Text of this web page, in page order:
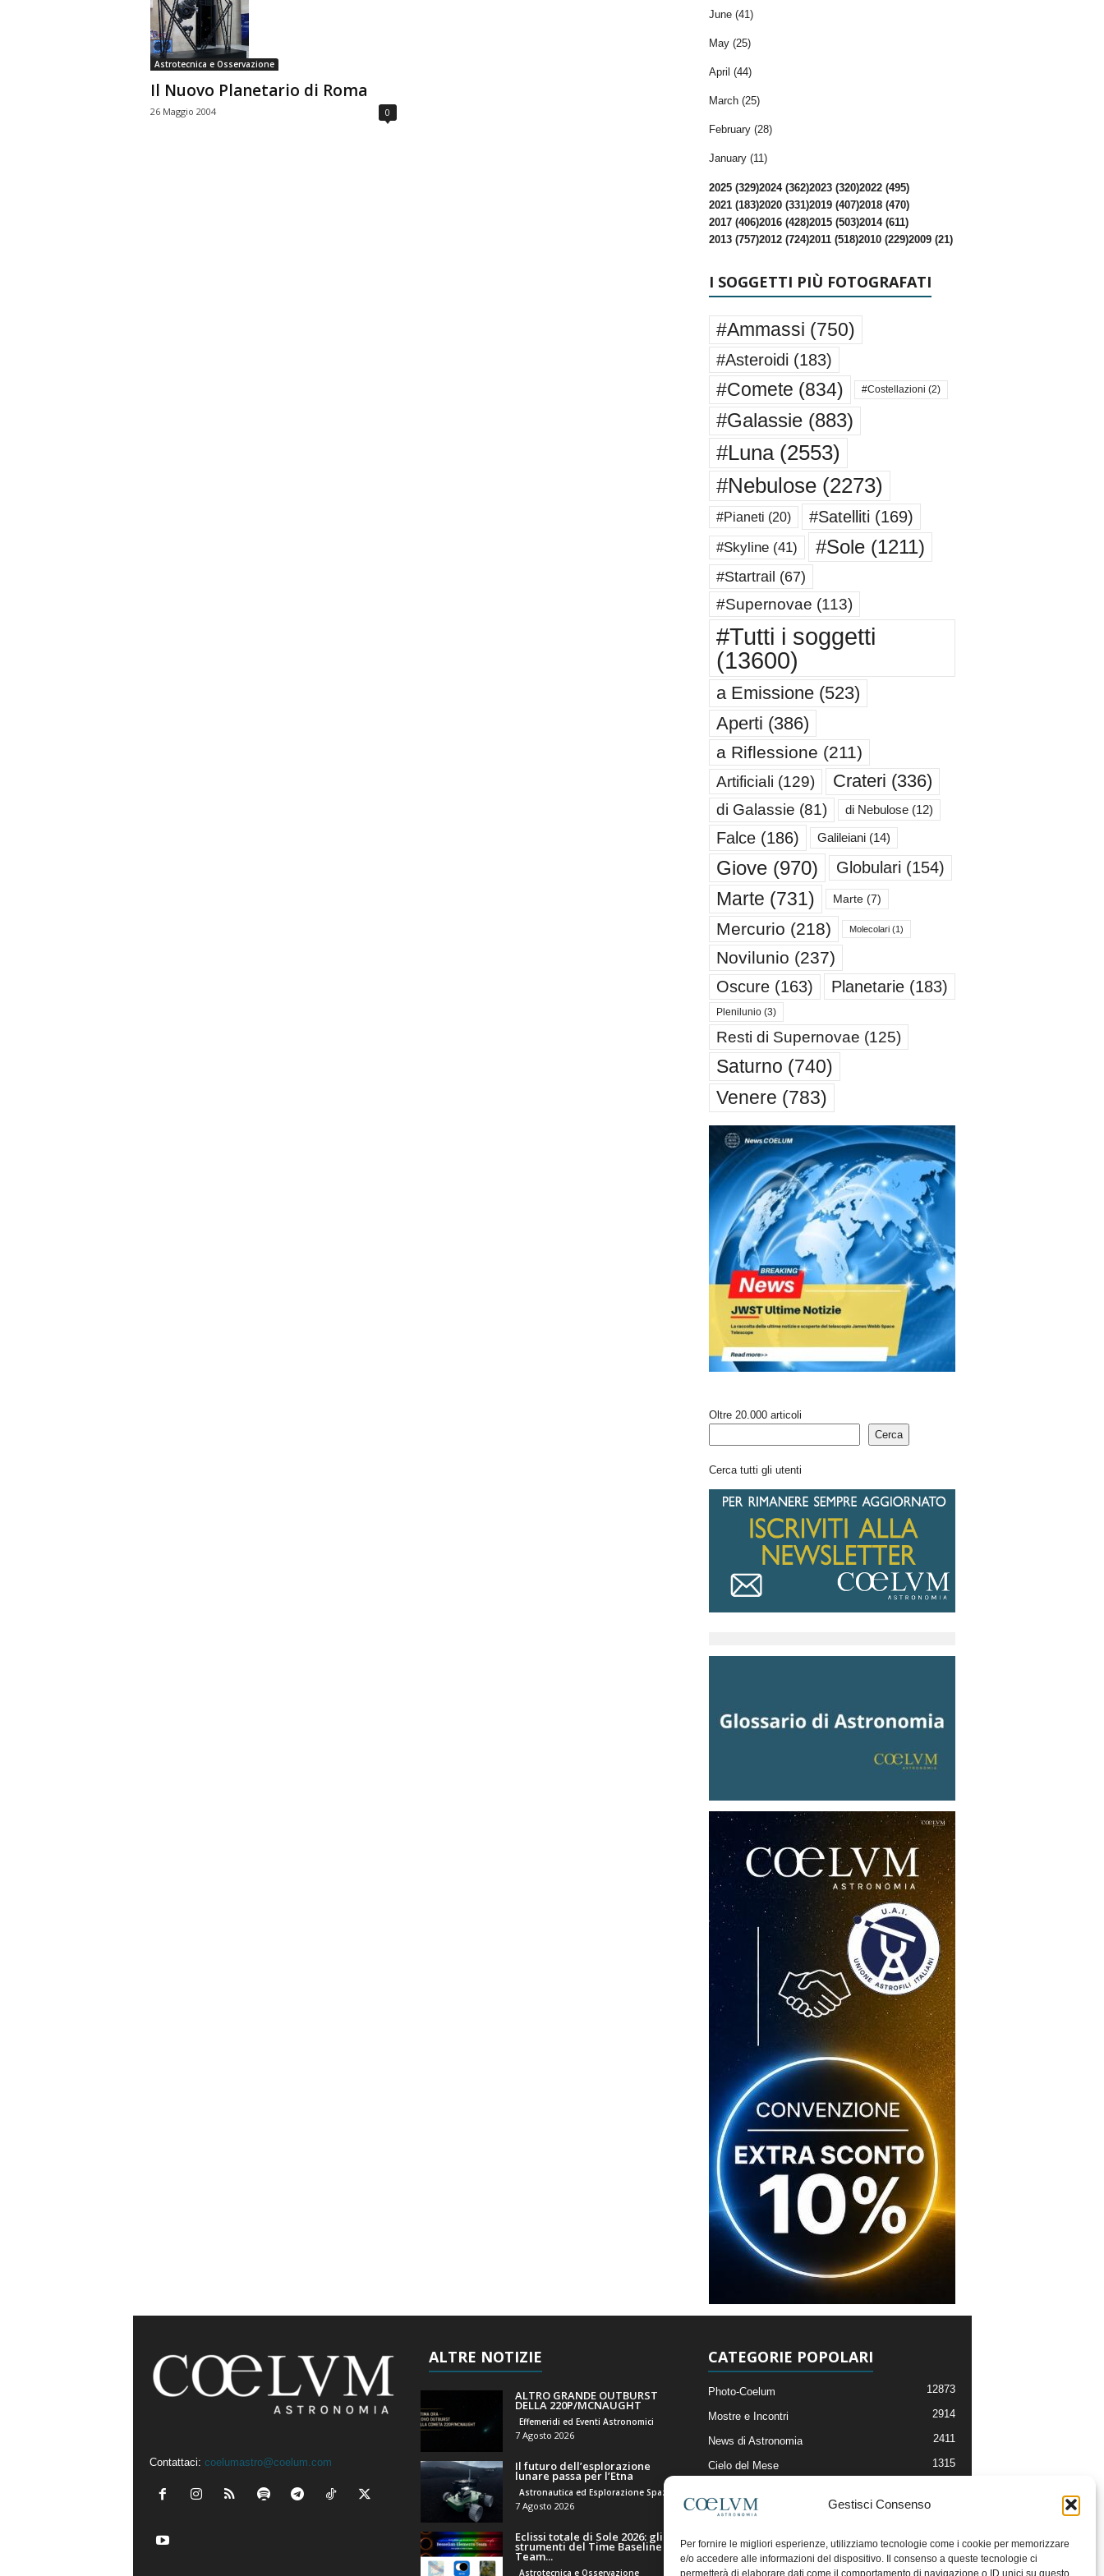
Gestisci Consenso
Per fornire le migliori esperienze, utilizziamo tecnologie come i cookie per memorizzare
e/o accedere alle informazioni del dispositivo. Il consenso a queste tecnologie ci
permetterà di elaborare dati come il comportamento di navigazione o ID unici su questo
a
Astrotecnica e Osservazione
Il Nuovo Planetario di Roma
26 Maggio 2004 0
June (41)
May (25)
April (44)
March (25)
February (28)
January (11)
2025 (329)2024 (362)2023 (320)2022 (495)
2021 (183)2020 (331)2019 (407)2018 (470)
2017 (406)2016 (428)2015 (503)2014 (611)
2013 (757)2012 (724)2011 (518)2010 (229)2009 (21)
I SOGGETTI PIÙ FOTOGRAFATI
#Ammassi (750)
#Asteroidi (183)
#Comete (834) #Costellazioni (2)
#Galassie(883)
#Luna(2553)
#Nebulose(2273)
#Pianeti (20) #Satelliti (169)
#Skyline(41) #Sole(1211)
#Startrail (67)
#Supernovae (113)
#Tutti i soggetti
(13600)
a Emissione(523)
Aperti (386)
a Riflessione (211)
Artificiali (129) Crateri (336)
di Galassie (81) di Nebulose(12)
Falce(186) Galileiani(14)
Giove(970) Globulari (154)
Marte (731) Marte(7)
Mercurio (218) Molecolari(1)
Novilunio (237)
Oscure(163) Planetarie(183)
Plenilunio(3)
Resti di Supernovae (125)
Saturno (740)
Venere (783)
Oltre 20.000 articoli
Cerca
Cerca tutti gli utenti
Contattaci: coelumastro@coelum.com
ALTRE NOTIZIE
ALTRO GRANDE OUTBURST
DELLA 220P/MCNAUGHT
Effemeridi ed Eventi Astronomici
7 Agosto 2026
Il futuro dell’esplorazione
lunare passa per l’Etna
7 Agosto 2026
Eclissi totale di Sole 2026: gli
strumenti del Time Baseline
Team...
Astrotecnica e Osservazione
CATEGORIE POPOLARI
Photo-Coelum 12873
Mostre e Incontri 2914
News di Astronomia 2411
Cielo del Mese 1315
Articoli e Risorse On-Line
Il Blog della Redazione